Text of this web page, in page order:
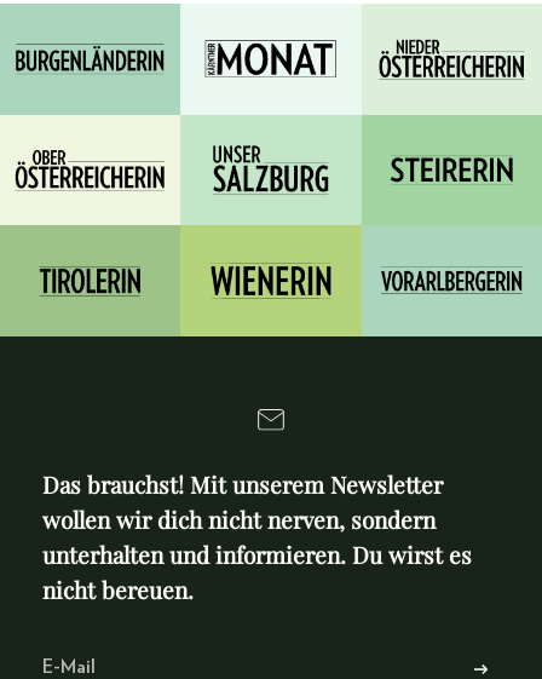
Das brauchst! Mit unserem Newsletter
wollen wir dich nicht nerven, sondern
unterhalten und informieren. Du wirst es
nicht bereuen.